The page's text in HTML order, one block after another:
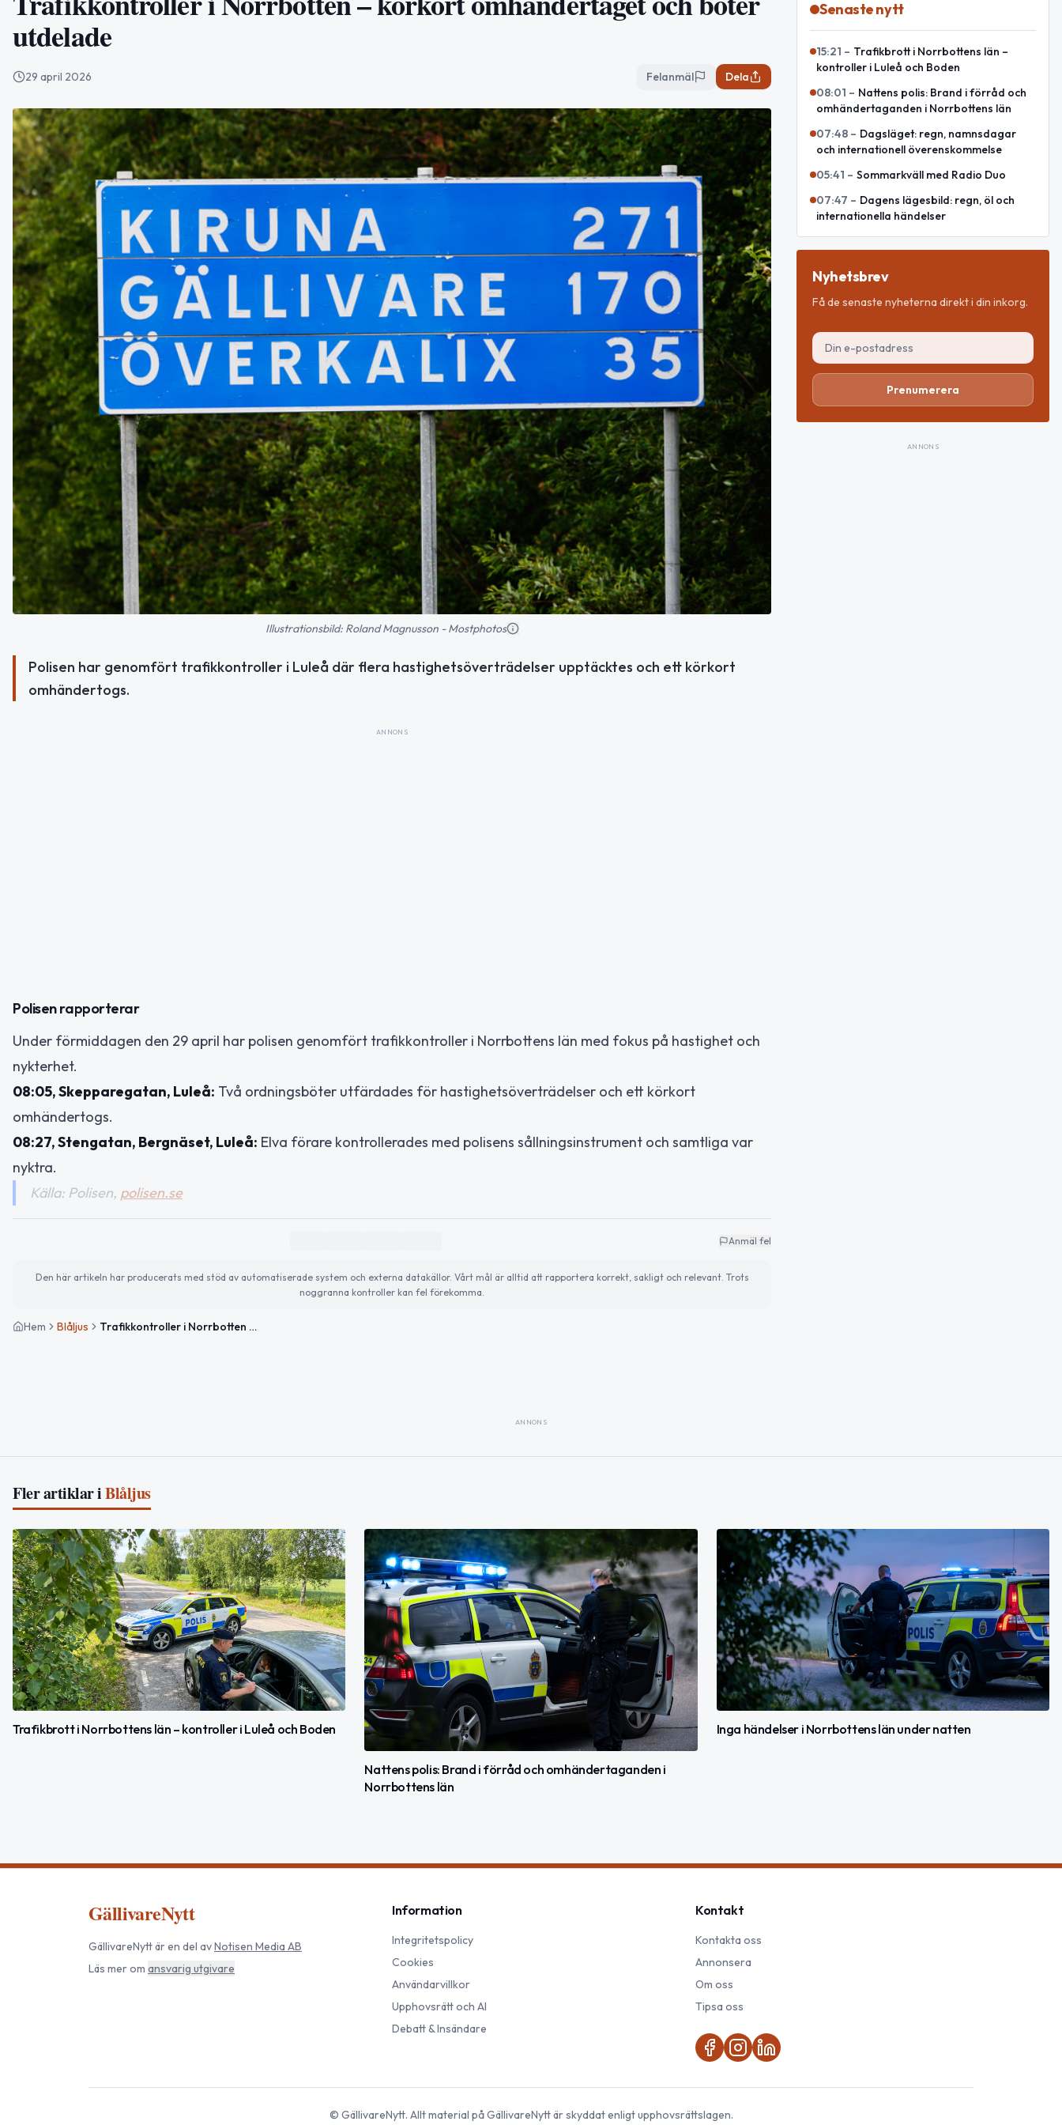
utdelade
29 april 2026 Felanmäl Dela
Illustrationsbild: Roland Magnusson - Mostphotos
Polisen har genomfört trafikkontroller i Luleå där flera hastighetsöverträdelser upptäcktes och ett körkort
omhändertogs.
ANNONS
Polisen rapporterar
Under förmiddagen den 29 april har polisen genomfört trafikkontroller i Norrbottens län med fokus på hastighet och
nykterhet.
08:05, Skepparegatan, Luleå: Två ordningsböter utfärdades för hastighetsöverträdelser och ett körkort
omhändertogs.
08:27, Stengatan, Bergnäset, Luleå: Elva förare kontrollerades med polisens sållningsinstrument och samtliga var
nyktra.
Källa: Polisen, polisen.se
Anmäl fel
Den här artikeln har producerats med stöd av automatiserade system och externa datakällor. Vårt mål är alltid att rapportera korrekt, sakligt och relevant. Trots
noggranna kontroller kan fel förekomma.
Hem Blåljus Trafikkontroller i Norrbotten – körkort omhändertaget och böter utdelade
Senaste nytt
15:21 – Trafikbrott i Norrbottens län –
kontroller i Luleå och Boden
08:01 – Nattens polis: Brand i förråd och
omhändertaganden i Norrbottens län
07:48 – Dagsläget: regn, namnsdagar
och internationell överenskommelse
05:41 – Sommarkväll med Radio Duo
07:47 – Dagens lägesbild: regn, öl och
internationella händelser
Nyhetsbrev
Få de senaste nyheterna direkt i din inkorg.
Prenumerera
ANNONS
ANNONS
Fler artiklar iBlåljus
Trafikbrott i Norrbottens län – kontroller i Luleå och Boden
Nattens polis: Brand i förråd och omhändertaganden i
Norrbottens län
Inga händelser i Norrbottens län under natten
GällivareNytt
GällivareNyttär en del avNotisen Media AB
Läs mer om ansvarig utgivare
Information
Integritetspolicy
Cookies
Användarvillkor
Upphovsrätt och AI
Debatt & Insändare
Kontakt
Kontakta oss
Annonsera
Om oss
Tipsa oss
© GällivareNytt. Allt material påGällivareNyttär skyddat enligt upphovsrättslagen.